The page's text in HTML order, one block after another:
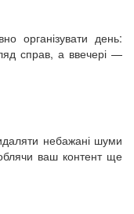
організувати день:
справ, а ввечері —
небажані шуми
ваш контент ще